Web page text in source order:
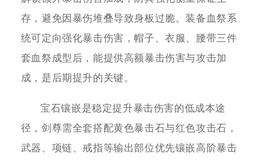
存，避免因暴伤堆叠导致身板过脆。装备血祭系
统可定向强化暴击伤害，帽子、衣服、腰带三件
套血祭成型后，能提供高额暴击伤害与攻击加
成，是后期提升的关键。
宝石镶嵌是稳定提升暴击伤害的低成本途
径，剑尊需全套搭配黄色暴击石与红色攻击石，
武器、项链、戒指等输出部位优先镶嵌高阶暴击